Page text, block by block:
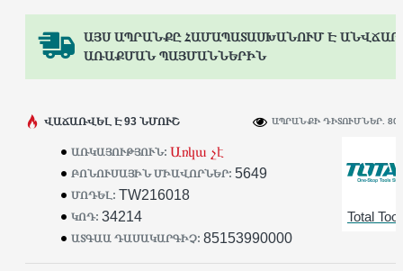
ԱՅՍ ԱՊՐԱՆՔԸ ՀԱՄԱՊԱՏԱՍԽԱՆՈՒՄ Է ԱՆՎՃԱՐ
ԱՌԱՔՄԱՆ ՊԱՅՄԱՆՆԵՐԻՆ
ԱՌԿԱՅՈՒԹՅՈՒՆ: Առկա չէ
ԲՈՆՈՒՍԱՅԻՆ ՄԻԱՎՈՐՆԵՐ: 5649
ՄՈԴԵԼ: TW216018
ԿՈԴ: 34214
ԱՏԳԱԱ ԴԱՍԱԿԱՐԳԻՉ: 85153990000
Total
ՎԱՃԱՌՎԵԼ Է 93 ՆՄՈՒՇ ԱՊՐԱՆՔԻ ԴԻՏՈՒՄՆԵՐ.